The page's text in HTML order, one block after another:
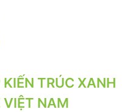
TRÚC XANH
VIỆT NAM